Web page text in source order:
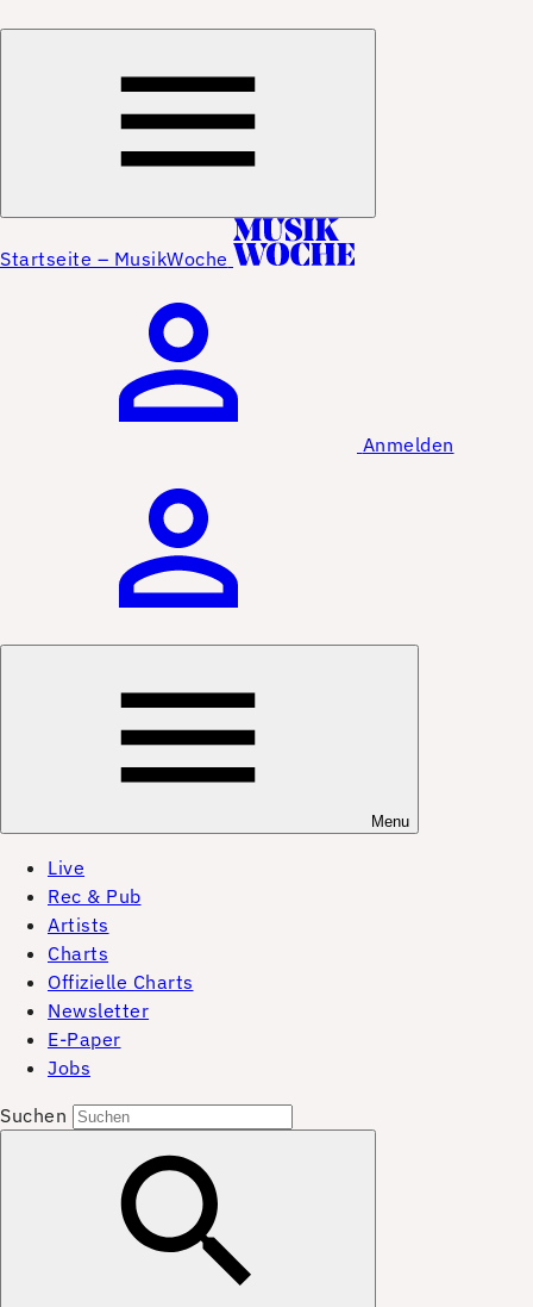
Startseite – MusikWoche
Anmelden
Menu
Live
Rec & Pub
Artists
Charts
Offizielle Charts
Newsletter
E-Paper
Jobs
Suchen